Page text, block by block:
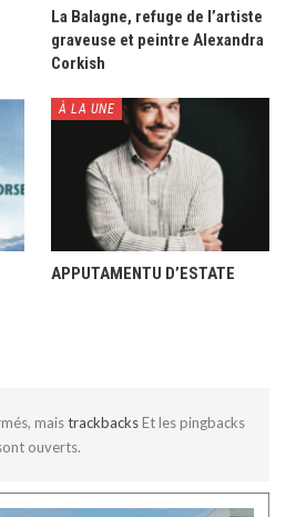
La Balagne, refuge de l’artiste
graveuse et peintre Alexandra
Corkish
À LA UNE
APPUTAMENTU D’ESTATE
maistrackbacks Et les pingbacks
ouverts.